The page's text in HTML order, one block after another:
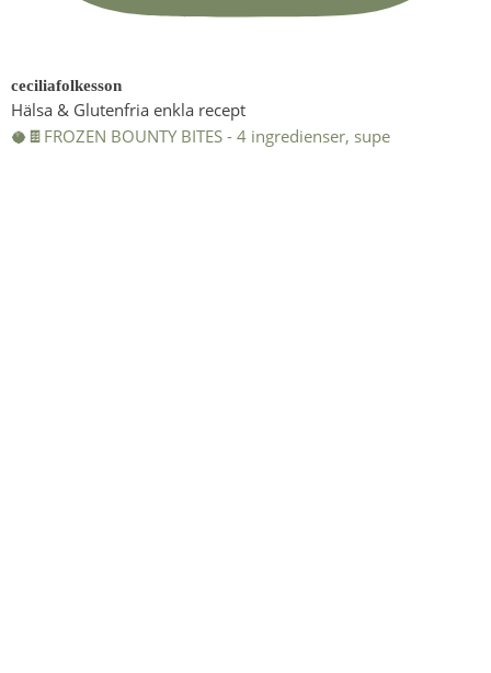
ceciliafolkesson
Hälsa & Glutenfria enkla recept
🥥🍫FROZEN BOUNTY BITES - 4 ingredienser, supe